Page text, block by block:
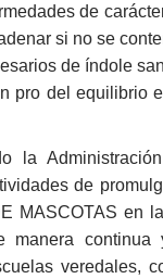
de
si no se
de índole
pro del equilibrio
la
de
MASCOTAS en
manera continua
veredales,